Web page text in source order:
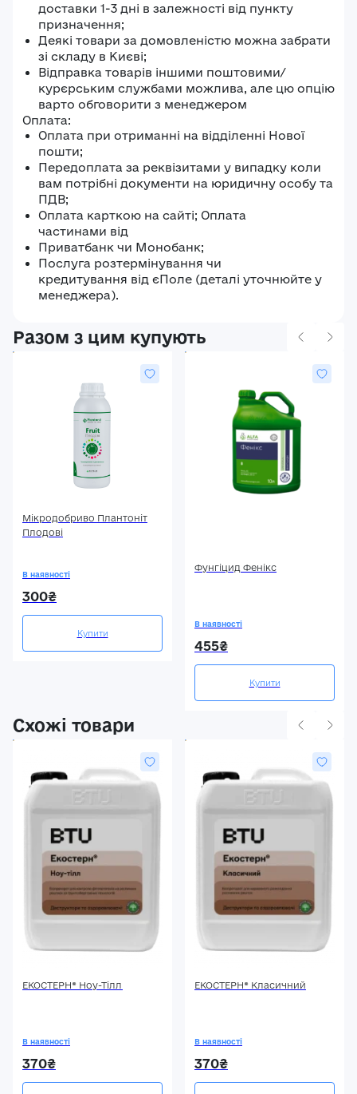
доставки 1-3 дні в залежності від пункту
призначення;
Деякі товари за домовленістю можна забрати
зі складу в Києві;
Відправка товарів іншими поштовими/
курєрським службами можлива, але цю опцію
варто обговорити з менеджером
Оплата:
Оплата при отриманні на відділенні Нової
пошти;
Передоплата за реквізитами у випадку коли
вам потрібні документи на юридичну особу та
ПДВ;
Оплата карткою на сайті; Оплата
частинами від
Приватбанк чи Монобанк;
Послуга розтермінування чи
кредитування від єПоле (деталі уточнюйте у
менеджера).
Разом з цим купують
Мікродобриво Плантоніт
Плодові
В наявності
300₴
Купити
Фунгіцид Фенікс
В наявності
455₴
Купити
Схожі товари
ЕКОСТЕРН® Ноу-Тілл
В наявності
370₴
ЕКОСТЕРН® Класичний
В наявності
370₴